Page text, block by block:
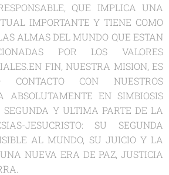
QUE IMPLICA UNA
IMPORTANTE Y TIENE COMO
ALMAS DEL MUNDO QUE ESTAN
POR LOS VALORES
FIN, NUESTRA MISION, ES
CONTACTO CON NUESTROS
ABSOLUTAMENTE EN SIMBIOSIS
SEGUNDA Y ULTIMA PARTE DE LA
JESUCRISTO: SU SEGUNDA
AL MUNDO, SU JUICIO Y LA
NUEVA ERA DE PAZ, JUSTICIA